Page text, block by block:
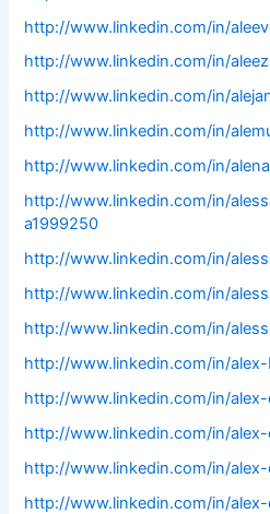
http://www.linkedin.com/in/
http://www.linkedin.com/in/
http://www.linkedin.com/in/
http://www.linkedin.com/in/
http://www.linkedin.com/in/
http://www.linkedin.com/in/
a1999250
http://www.linkedin.com/in/
http://www.linkedin.com/in/
http://www.linkedin.com/in/
http://www.linkedin.com/in/
http://www.linkedin.com/in/
http://www.linkedin.com/in/alex-
http://www.linkedin.com/in/
http://www.linkedin.com/in/